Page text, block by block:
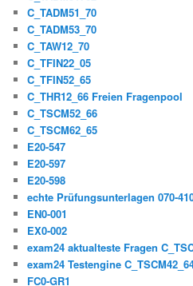
C_TADM51_70
C_TADM53_70
C_TAW12_70
C_TFIN22_05
C_TFIN52_65
C_THR12_66 Freien Fragenpool
C_TSCM52_66
C_TSCM62_65
E20-547
E20-597
E20-598
echte Prüfungsunterlagen 070-
EN0-001
EX0-002
exam24 aktualteste Fragen
exam24 Testengine
FC0-GR1